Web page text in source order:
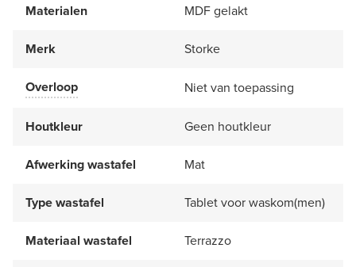
Materialen
MDF gelakt
Merk Storke
Overloop Niet van toepassing
Houtkleur Geen houtkleur
Afwerking wastafel Mat
Type wastafel Tablet voor waskom(men)
Materiaal wastafel Terrazzo